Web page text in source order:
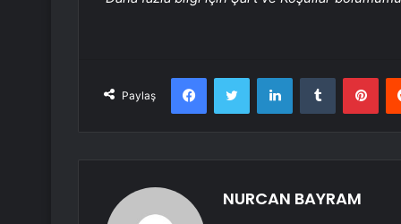
Paylaş
FacebookTwitter LinkedInTumblr
NURCAN BAYRAM